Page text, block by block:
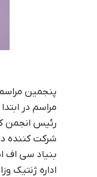
مراسم در
رئیس انجمن
شرکت کننده
بنیاد سی اف
اداره ژنتیک